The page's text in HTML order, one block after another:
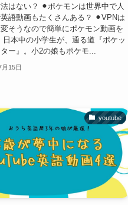
はない？ ⚫︎ポケモンは世界中で人
語動画もたくさんある？ ⚫︎VPNは
そうなので簡単にポケモン動画を
日本中の小学生が、通る道『ポケッ
ー』。小2の娘もポケモ...
月15日
youtube